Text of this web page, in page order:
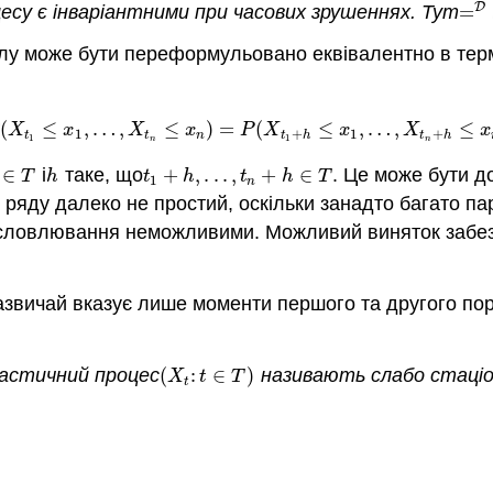
є інваріантними при часових зрушеннях. Тут=D
=D
може бути переформульовано еквівалентно в
(Xt1 ≤ x1, … , Xtn ≤ xn) = P(Xt1 +h ≤ x1, … , Xtn +h ≤ x
P( Xt1≤ x 1 , …,X tn ≤xn) =P(Xt1+h≤ x1 ,… , Xt n +h≤ xn)
∈ T
T іh
h таке, щоt1 + h, . . . , tn + h ∈ T
t1 +h ,... , tn+ h∈T
. Це може бути
далеко не простий, оскільки занадто багато
неможливими. Можливий виняток
вказує лише моменти першого та другого
процес(Xt: t ∈ T )
(Xt:t ∈ T ) називають слабо